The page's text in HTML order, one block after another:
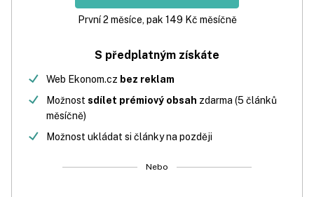
První 2 měsíce, pak 149 Kč měsíčně
S předplatným získáte
Web Ekonom.cz bez reklam
Možnost sdílet prémiový obsah zdarma (5 článků
měsíčně)
Možnost ukládat si články na později
Nebo